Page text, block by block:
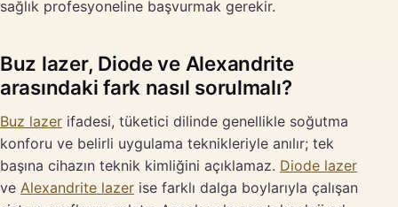
sağlık profesyoneline başvurmak gerekir.
Buz lazer, Diode ve Alexandrite
arasındaki fark nasıl sorulmalı?
Buz lazer ifadesi, tüketici dilinde genellikle soğutma
konforu ve belirli uygulama teknikleriyle anılır; tek
başına cihazın teknik kimliğini açıklamaz. Diode lazer
ve Alexandrite lazer ise farklı dalga boylarıyla çalışan